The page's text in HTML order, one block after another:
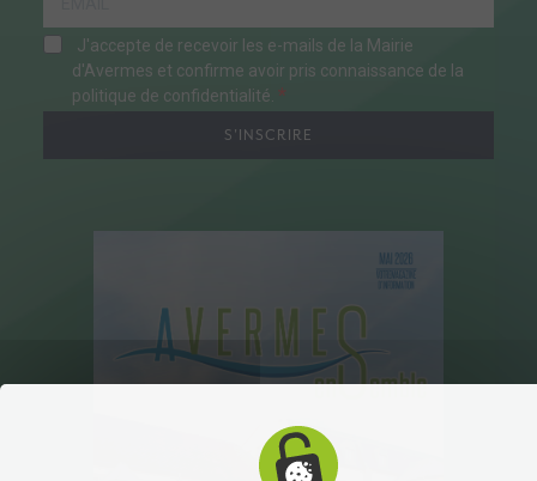
J'accepte de recevoir les e-mails de la Mairie
d'Avermes et confirme avoir pris connaissance de la
politique de confidentialité.
S'INSCRIRE